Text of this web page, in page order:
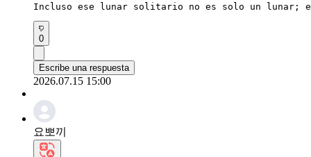
Incluso ese lunar solitario no es solo un lunar;
0
Escribe una respuesta
2026.07.15 15:00
요뽀끼